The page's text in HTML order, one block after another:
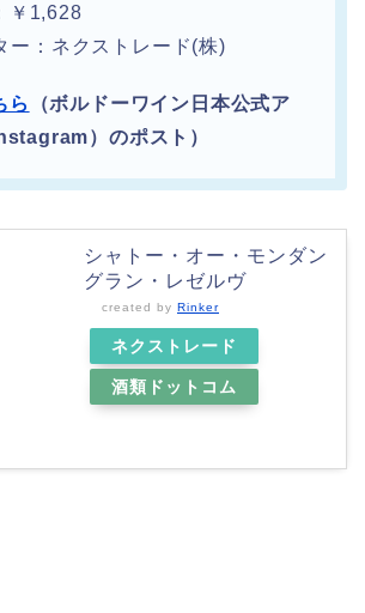
￥1,628
ー：ネクストレード(株)
ら
（ボルドーワイン日本公式ア
）のポスト）
シャトー・オー・モンダン
グラン・レゼルヴ
created by Rinker
ネクストレード
酒類ドットコム